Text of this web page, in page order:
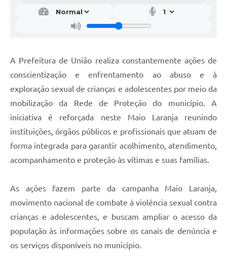
A Prefeitura de União realiza constantemente ações de
conscientização e enfrentamento ao abuso e à
exploração sexual de crianças e adolescentes por meio da
mobilização da Rede de Proteção do município. A
iniciativa é reforçada neste Maio Laranja reunindo
instituições, órgãos públicos e profissionais que atuam de
forma integrada para garantir acolhimento, atendimento,
acompanhamento e proteção às vítimas e suas famílias.
As ações fazem parte da campanha Maio Laranja,
movimento nacional de combate à violência sexual contra
crianças e adolescentes, e buscam ampliar o acesso da
população às informações sobre os canais de denúncia e
os serviços disponíveis no município.